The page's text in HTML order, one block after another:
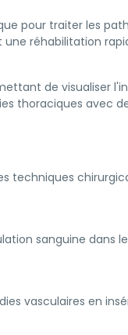
pour traiter les
réhabilitation
de visualiser
thoraciques avec
techniques
sanguine
vasculaires en